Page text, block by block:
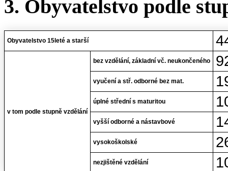
3. Obyvatelstvo podle
Obyvatelstvo 15leté a starší
v tom podle stupně vzdělání
bez vzdělání, základní vč. neukončeného
vyučení a stř. odborné bez mat.
úplné střední s maturitou
vyšší odborné a nástavbové
vysokoškolské
nezjištěné vzdělání